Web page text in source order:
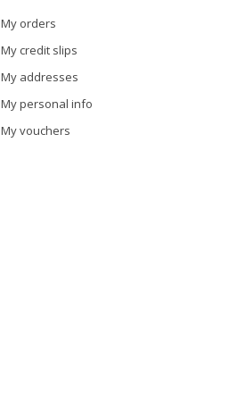
My orders
My credit slips
My addresses
My personal info
My vouchers